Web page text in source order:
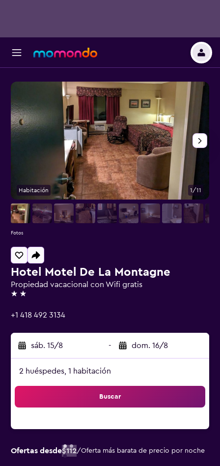
Hotel Motel De La Montagne
Propiedad vacacional con Wifi gratis
2 estrellas
+1 418 492 3134
sáb. 15/8 - dom. 16/8
2 huéspedes, 1 habitación
Buscar
Ofertas desde$112/Oferta más barata de precio por noche
Habitación 1/11
Fotos